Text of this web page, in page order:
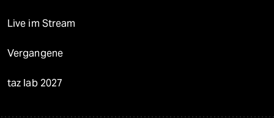
Live im Stream
Vergangene
taz lab 2027